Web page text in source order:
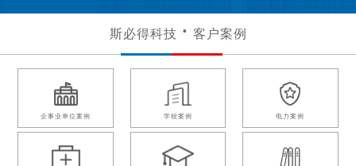
斯必得科技 客户案例
企事业单位案例 学校案例 电力案例